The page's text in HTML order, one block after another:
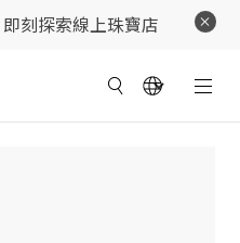
即刻探索線上珠寶店